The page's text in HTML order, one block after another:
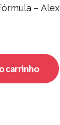
– Alex
carrinho